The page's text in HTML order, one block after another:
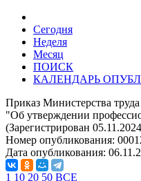
Сегодня
Неделя
Месяц
ПОИСК
КАЛЕНДАРЬ
Приказ Министерства
"Об утверждении
(Зарегистрирован
Номер опубликования:
Дата опубликования:
1 10 20 50 ВСЕ